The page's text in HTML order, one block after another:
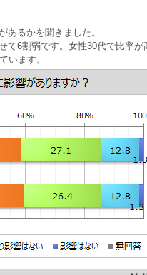
あるかを聞きました。
6割弱です。女性30代で比率が
います。